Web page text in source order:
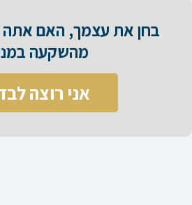
בחן את עצמך, האם אתה
מהשקעה
אני רוצה